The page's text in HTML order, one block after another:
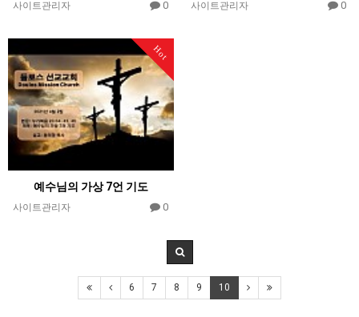
사이트관리자 0 사이트관리자 0
Hot
예수님의 가상 7언 기도
사이트관리자 0
6 7 8 9 10